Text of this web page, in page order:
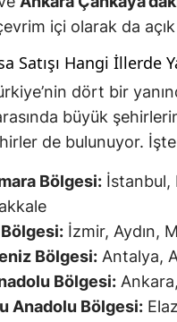
içi olarak da
Satışı Hangi İllerde
dört bir
büyük
de bulunuyor. İşte
Bölgesi: İstanbul,
İzmir, Aydın,
Bölgesi: Antalya,
Bölgesi:
Anadolu Bölgesi: